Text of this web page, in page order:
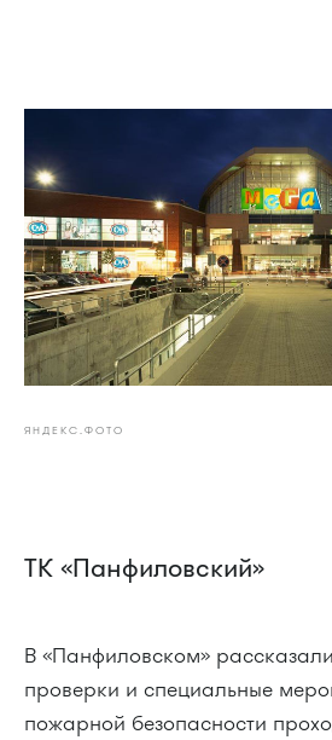
ЯНДЕКС.ФОТО
ТК «Панфиловский»
В «Панфиловском»
проверки и специальные
пожарной безопасности